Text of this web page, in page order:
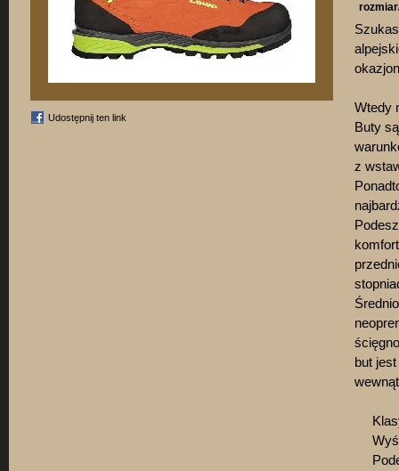
Udostępnij ten link
Wtedy
Buty
z
but